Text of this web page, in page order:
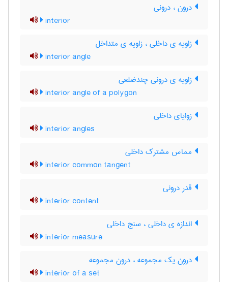
درون ، درونی
interior
زاویه ی داخلی ، زاویه ی متداخل
interior angle
زاویه ی درونی چندضلعی
interior angle of a polygon
زوایای داخلی
interior angles
مماس مشترک داخلی
interior common tangent
قدر درونی
interior content
اندازه ی داخلی ، سنج داخلی
interior measure
درون یک مجموعه ، درون مجموعه
interior of a set